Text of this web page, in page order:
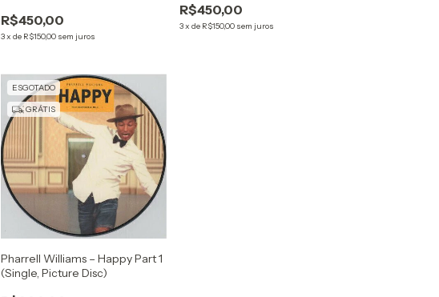
R$450,00
3xde R$150,00 sem juros
R$450,00
3x de R$150,00 sem juros
ESGOTADO
GRÁTIS
Pharrell Williams – Happy Part 1
(Single, Picture Disc)